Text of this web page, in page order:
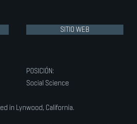
SITIO WEB
POSICIÓN:
Social Science
in Lynwood, California.